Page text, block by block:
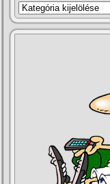
KATEGÓRIÁK